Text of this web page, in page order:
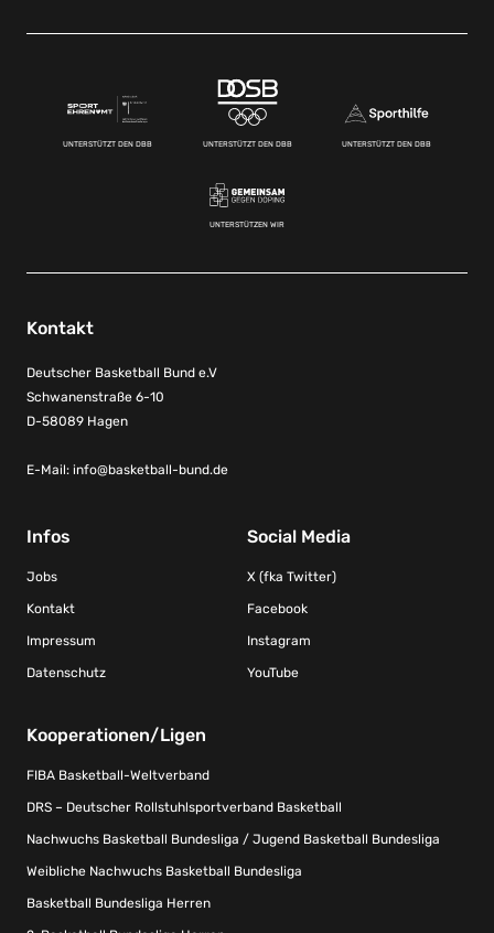
UNTERSTÜTZT DEN DBB UNTERSTÜTZT DEN DBB UNTERSTÜTZT DEN DBB
UNTERSTÜTZEN WIR
Kontakt
Deutscher Basketball Bund e.V
Schwanenstraße 6-10
D-58089 Hagen
E-Mail: info@basketball-bund.de
Infos
Jobs
Kontakt
Impressum
Datenschutz
Social Media
X (fka Twitter)
Facebook
Instagram
YouTube
Kooperationen/Ligen
FIBA Basketball-Weltverband
DRS – Deutscher Rollstuhlsportverband Basketball
Nachwuchs Basketball Bundesliga / Jugend Basketball Bundesliga
Weibliche Nachwuchs Basketball Bundesliga
Basketball Bundesliga Herren